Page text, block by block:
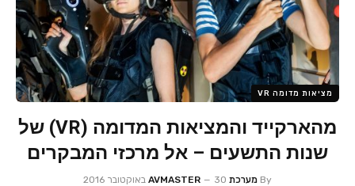
מציאות מדומה VR
מהארקייד והמציאות המדומה (VR) של
שנות התשעים – אל מרכזי המבקרים
By מערכת AVMASTER 30 באוקטובר 2016